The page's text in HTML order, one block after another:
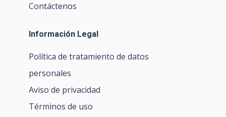
Contáctenos
Información Legal
Política de tratamiento de datos
personales
Aviso de privacidad
Términos de uso